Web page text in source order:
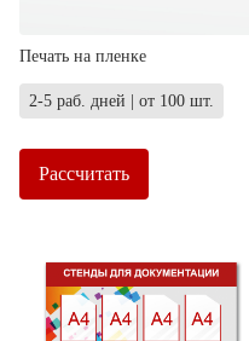
Печать на пленке
2-5 раб. дней | от 100 шт.
Рассчитать